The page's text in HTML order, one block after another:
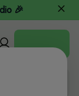
🎉